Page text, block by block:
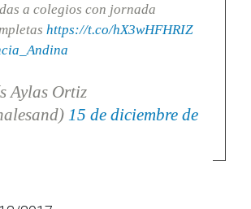
a colegios con jornada
https://t.co/hX3wHFHRIZ
Aylas Ortiz
15 de diciembre de